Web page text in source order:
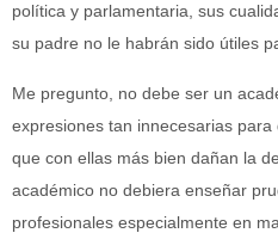
política y parlamentaria, sus
su padre no le habrán sido útiles
Me pregunto, no debe ser un
expresiones tan innecesarias
que con ellas más bien dañan la
académico no debiera enseñar
profesionales especialmente en